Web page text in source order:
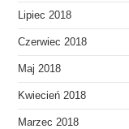
Lipiec 2018
Czerwiec 2018
Maj 2018
Kwiecień 2018
Marzec 2018